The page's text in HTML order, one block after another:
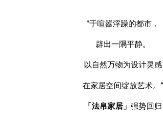
“于喧嚣浮躁的都市，
辟出一隅平静。
以自然万物为设计灵感
在家居空间绽放艺术。”
「法帛家居」强势回归